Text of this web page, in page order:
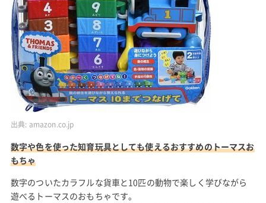
出典: amazon.co.jp
数字や色を使った知育玩具としても使えるおすすめのトーマスお
もちゃ
数字のついたカラフルな貨車と10匹の動物で楽しく学びながら
遊べるトーマスのおもちゃです。